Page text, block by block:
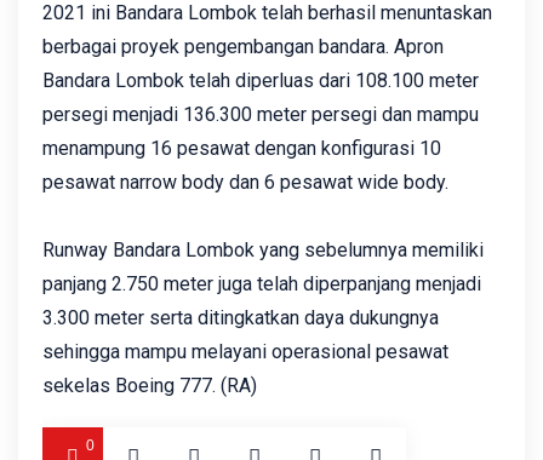
2021 ini Bandara Lombok telah berhasil menuntaskan
berbagai proyek pengembangan bandara. Apron
Bandara Lombok telah diperluas dari 108.100 meter
persegi menjadi 136.300 meter persegi dan mampu
menampung 16 pesawat dengan konfigurasi 10
pesawat narrow body dan 6 pesawat wide body.
Runway Bandara Lombok yang sebelumnya memiliki
panjang 2.750 meter juga telah diperpanjang menjadi
3.300 meter serta ditingkatkan daya dukungnya
sehingga mampu melayani operasional pesawat
sekelas Boeing 777. (RA)
0